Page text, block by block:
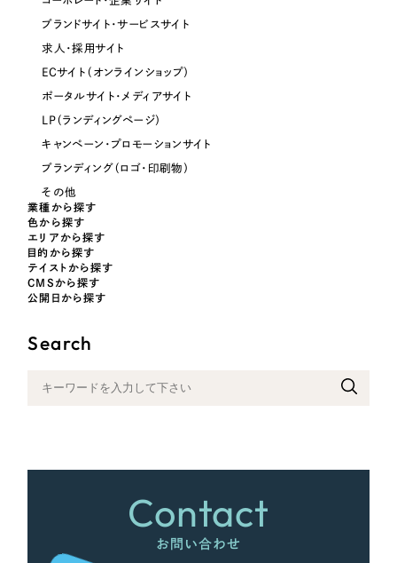
オレンジ・橙色
イエロー・黄色
グリーン・緑色
ブルー・青色
パープル・紫色
ピンク・桃色
ブランドサイト・サービスサイト
求人・採用サイト
ECサイト（オンラインショップ）
ポータルサイト・メディアサイト
LP（ランディングページ）
キャンペーン・プロモーションサイト
ブランディング（ロゴ・印刷物）
その他
業種から探す
色から探す
エリアから探す
目的から探す
テイストから探す
CMSから探す
公開日から探す
Search
Contact
お問い合わせ